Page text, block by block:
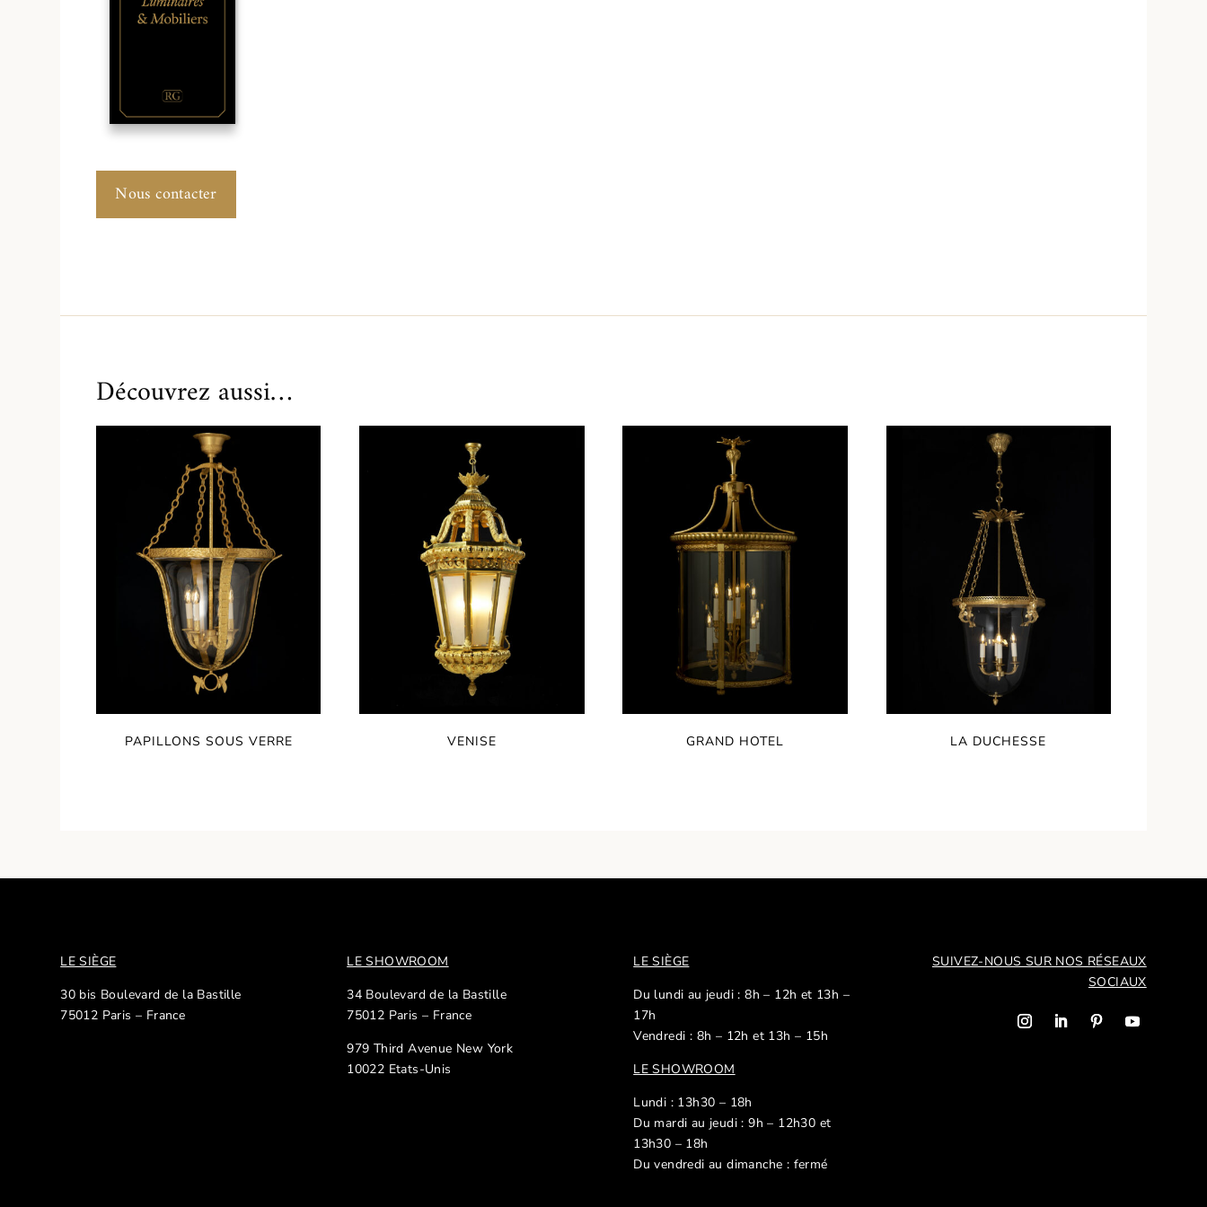
Nous contacter
Découvrez aussi…
PAPILLONS SOUS VERRE VENISE GRAND HOTEL LA DUCHESSE
LE SIÈGE
30 bis Boulevard de la Bastille
75012 Paris – France
LE SHOWROOM
34 Boulevard de la Bastille
75012 Paris – France
979 Third Avenue New York
10022 Etats-Unis
LE SIÈGE
Du lundi au jeudi : 8h – 12h et 13h –
17h
Vendredi : 8h – 12h et 13h – 15h
LE SHOWROOM
Lundi : 13h30 – 18h
Du mardi au jeudi : 9h – 12h30 et
13h30 – 18h
Du vendredi au dimanche : fermé
SUIVEZ-NOUS SUR NOS RÉSEAUX
SOCIAUX